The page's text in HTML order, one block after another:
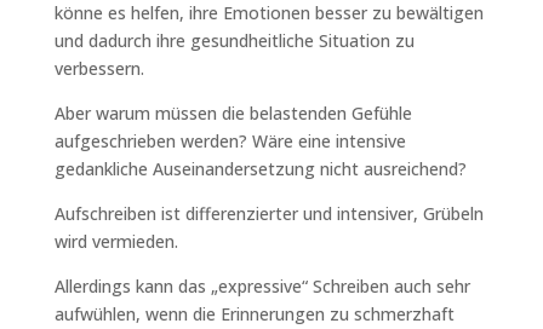
könne es helfen, ihre Emotionen besser zu bewältigen
und dadurch ihre gesundheitliche Situation zu
verbessern.
Aber warum müssen die belastenden Gefühle
aufgeschrieben werden? Wäre eine intensive
gedankliche Auseinandersetzung nicht ausreichend?
Aufschreiben ist differenzierter und intensiver, Grübeln
wird vermieden.
Allerdings kann das „expressive“ Schreiben auch sehr
aufwühlen, wenn die Erinnerungen zu schmerzhaft